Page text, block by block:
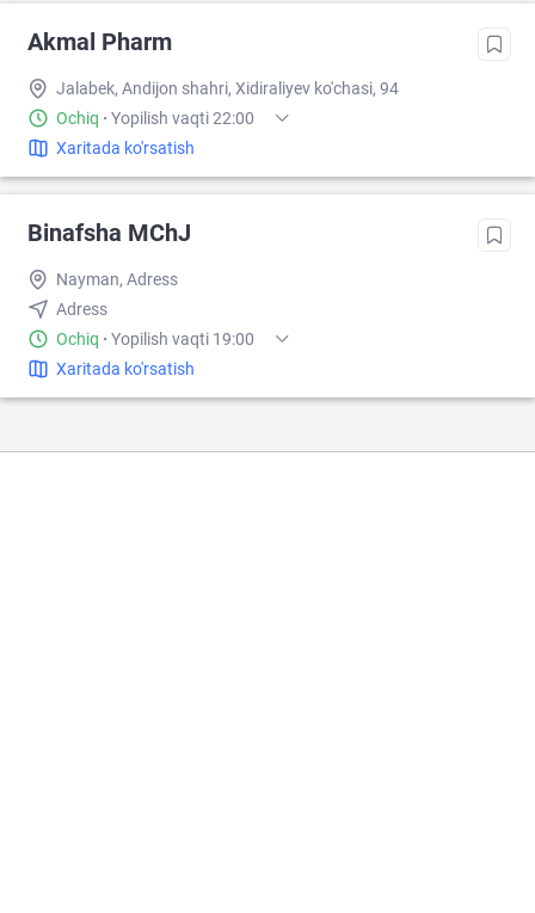
Akmal Pharm
Jalabek, Andijon shahri, Xidiraliyev ko'chasi, 94
Ochiq · Yopilish vaqti 22:00
Xaritada ko'rsatish
Binafsha MChJ
Nayman, Adress
Adress
Ochiq · Yopilish vaqti 19:00
Xaritada ko'rsatish